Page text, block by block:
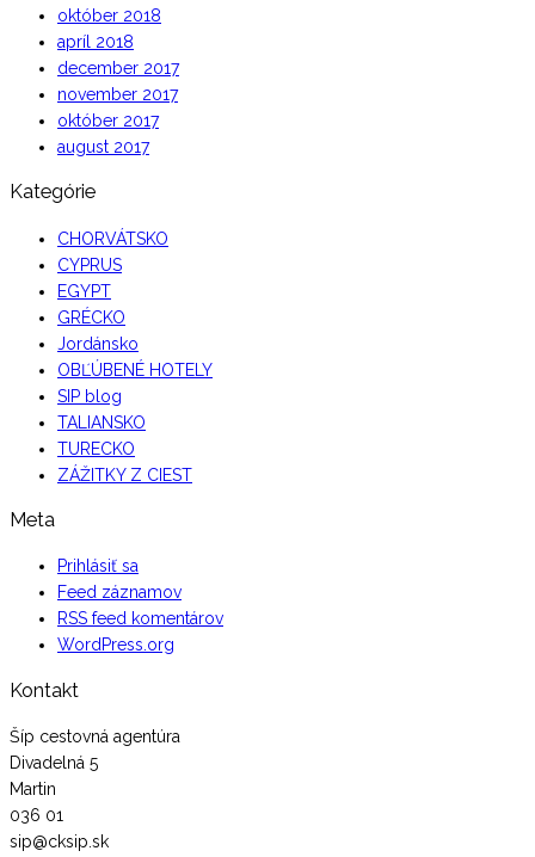
október 2018
apríl 2018
december 2017
november 2017
október 2017
august 2017
Kategórie
CHORVÁTSKO
CYPRUS
EGYPT
GRÉCKO
Jordánsko
OBĽÚBENÉ HOTELY
SIP blog
TALIANSKO
TURECKO
ZÁŽITKY Z CIEST
Meta
Prihlásiť sa
Feed záznamov
RSS feed komentárov
WordPress.org
Kontakt
Šíp cestovná agentúra
Divadelná 5
Martin
036 01
sip@cksip.sk